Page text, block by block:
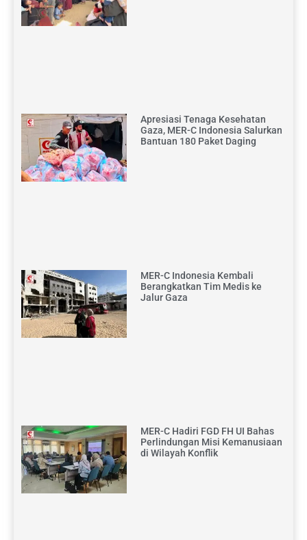
Apresiasi Tenaga Kesehatan
Gaza, MER-C Indonesia Salurkan
Bantuan 180 Paket Daging
MER-C Indonesia Kembali
Berangkatkan Tim Medis ke
Jalur Gaza
MER-C Hadiri FGD FH UI Bahas
Perlindungan Misi Kemanusiaan
di Wilayah Konflik